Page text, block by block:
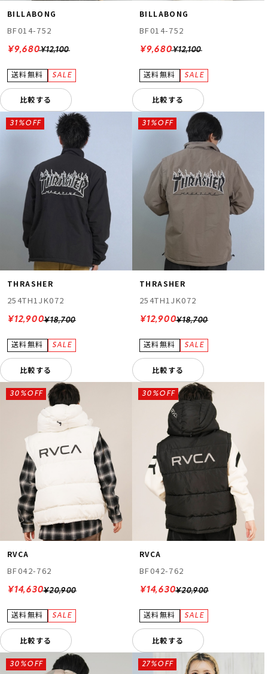
BILLABONG
BF014-752
¥12,100
¥9,680
比較する
BILLABONG
BF014-752
¥12,100
¥9,680
比較する
THRASHER
254TH1JK072
¥18,700
31%OFF
¥12,900
比較する
THRASHER
254TH1JK072
¥18,700
31%OFF
¥12,900
比較する
RVCA
BF042-762
¥20,900
30%OFF
¥14,630
比較する
RVCA
BF042-762
¥20,900
30%OFF
¥14,630
比較する
30%OFF 27%OFF